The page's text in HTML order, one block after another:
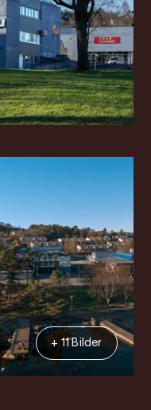
+ 11 Bilder